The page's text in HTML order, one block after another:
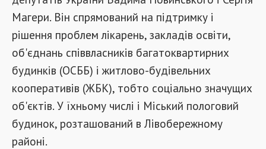
Магери. Він спрямований на підтримку і
рішення проблем лікарень, закладів освіти,
об'єднань співвласників багатоквартирних
будинків (ОСББ) і житлово-будівельних
кооперативів (ЖБК), тобто соціально значущих
об'єктів. У їхньому числі і Міський пологовий
будинок, розташований в Лівобережному
районі.